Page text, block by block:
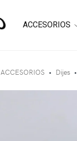
ACCESORIOS
ACCESORIOS • Dijes •